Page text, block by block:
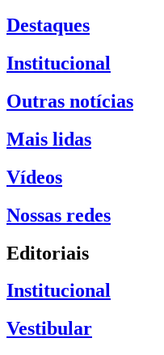
Destaques
Institucional
Outras notícias
Mais lidas
Vídeos
Nossas redes
Editoriais
Institucional
Vestibular